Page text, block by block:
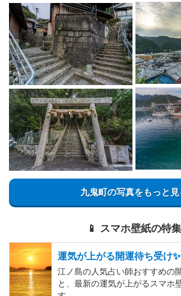
九鬼町の写真をもっと見
📱 スマホ壁紙の特集
運気が上がる開運待ち受け✨
江ノ島の人気占い師おすすめの
と、最新の運気が上がるスマホ